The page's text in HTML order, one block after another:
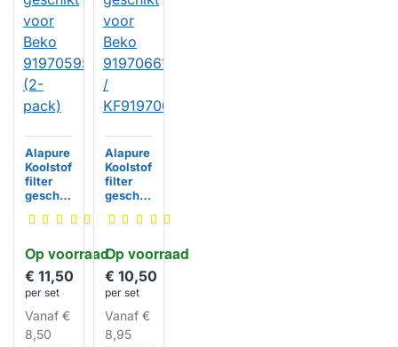
Op voorraad
Alapure
Koolstof
filter
geschik
Beko
9543
(2-
pack)
€ 11,50
per set
Vanaf €
8,50
Op voorraad
Alapure
Koolstof
filter
geschik
Beko
6119 /
KF9197
066119
€ 10,50
per set
Vanaf€
8,95